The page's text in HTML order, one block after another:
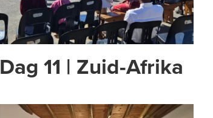
Dag 11 | Zuid-Afrika